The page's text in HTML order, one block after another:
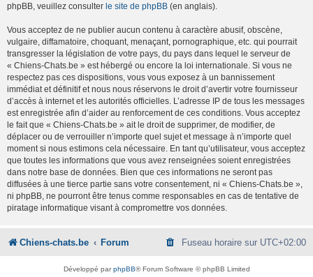
phpBB, veuillez consulter le site de phpBB (en anglais).
Vous acceptez de ne publier aucun contenu à caractère abusif, obscène,
vulgaire, diffamatoire, choquant, menaçant, pornographique, etc. qui pourrait
transgresser la législation de votre pays, du pays dans lequel le serveur de
« Chiens-Chats.be » est hébergé ou encore la loi internationale. Si vous ne
respectez pas ces dispositions, vous vous exposez à un bannissement
immédiat et définitif et nous nous réservons le droit d’avertir votre fournisseur
d’accès à internet et les autorités officielles. L’adresse IP de tous les messages
est enregistrée afin d’aider au renforcement de ces conditions. Vous acceptez
le fait que « Chiens-Chats.be » ait le droit de supprimer, de modifier, de
déplacer ou de verrouiller n’importe quel sujet et message à n’importe quel
moment si nous estimons cela nécessaire. En tant qu’utilisateur, vous acceptez
que toutes les informations que vous avez renseignées soient enregistrées
dans notre base de données. Bien que ces informations ne seront pas
diffusées à une tierce partie sans votre consentement, ni « Chiens-Chats.be »,
ni phpBB, ne pourront être tenus comme responsables en cas de tentative de
piratage informatique visant à compromettre vos données.
Chiens-chats.be Forum Fuseau horaire sur UTC+02:00
Développé parphpBB® Forum Software © phpBB Limited